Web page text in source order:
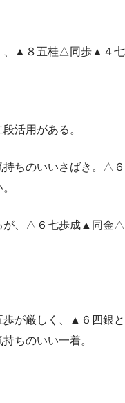
、▲８五桂△同歩▲４七
活用がある。
ちのいいさばき。△６
が、△６七歩成▲同金△
が厳しく、▲６四銀と
ちのいい一着。